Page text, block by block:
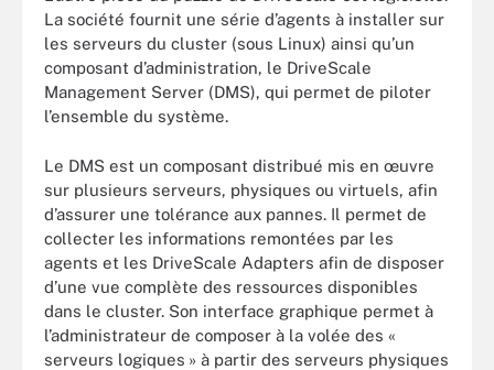
La société fournit une série d’agents à installer sur
les serveurs du cluster (sous Linux) ainsi qu’un
composant d’administration, le DriveScale
Management Server (DMS), qui permet de piloter
l’ensemble du système.
Le DMS est un composant distribué mis en œuvre
sur plusieurs serveurs, physiques ou virtuels, afin
d’assurer une tolérance aux pannes. Il permet de
collecter les informations remontées par les
agents et les DriveScale Adapters afin de disposer
d’une vue complète des ressources disponibles
dans le cluster. Son interface graphique permet à
l’administrateur de composer à la volée des «
serveurs logiques » à partir des serveurs physiques